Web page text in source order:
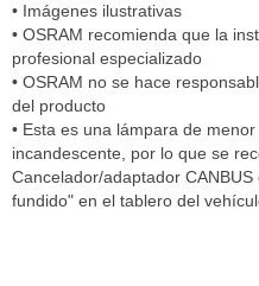
• Imágenes ilustrativas
• OSRAM recomienda que la
profesional especializado
• OSRAM no se hace
del producto
• Esta es una lámpara de
incandescente, por lo que se
Cancelador/adaptador
fundido" en el tablero del